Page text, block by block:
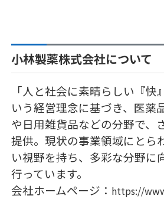
小林製薬株式会社について
「人と社会に素晴らしい『快
いう経営理念に基づき、医薬
や日用雑貨品などの分野で、
提供。現状の事業領域にとら
い視野を持ち、多彩な分野に
行っています。
会社ホームページ： https://